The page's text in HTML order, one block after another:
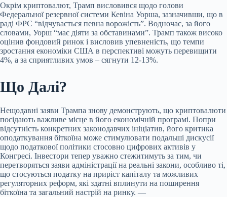
Окрім криптовалют, Трамп висловився щодо голови
Федеральної резервної системи Кевіна Уорша, зазначивши, що в
раді ФРС “відчувається певна ворожість”. Водночас, за його
словами, Уорш “має діяти за обставинами”. Трамп також високо
оцінив фондовий ринок і висловив упевненість, що темпи
зростання економіки США в перспективі можуть перевищити
4%, а за сприятливих умов – сягнути 12-13%.
Що Далі?
Нещодавні заяви Трампа знову демонструють, що криптовалюти
посідають важливе місце в його економічній програмі. Попри
відсутність конкретних законодавчих ініціатив, його критика
оподаткування біткоїна може стимулювати подальші дискусії
щодо податкової політики стосовно цифрових активів у
Конгресі. Інвестори тепер уважно стежитимуть за тим, чи
перетворяться заяви адміністрації на реальні закони, особливо ті,
що стосуються податку на приріст капіталу та можливих
регуляторних реформ, які здатні вплинути на поширення
біткоїна та загальний настрій на ринку. —